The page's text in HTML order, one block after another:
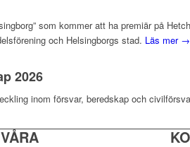
som kommer att ha premiär på
och Helsingborgs stad. Läs mer →
2026
inom försvar, beredskap och
VÅRA